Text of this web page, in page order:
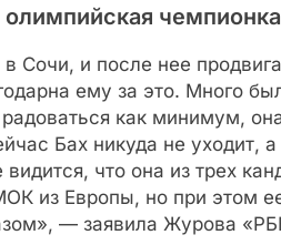
Сочи, и после нее
ему за это. Много
как минимум,
Бах никуда не уходит,
видится, что она из трех
из Европы, но при этом
— заявила Журова